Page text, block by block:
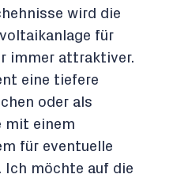
wird die
für
immer attraktiver.
eine tiefere
oder als
mit einem
für eventuelle
Ich möchte auf die